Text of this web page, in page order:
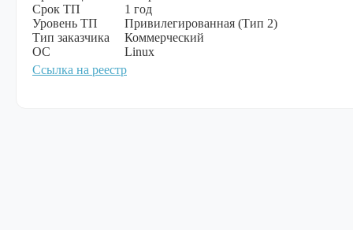
Срок ТП
1 год
Уровень ТП
Привилегированная (Тип 2)
Тип заказчика
Коммерческий
ОС
Linux
Ссылка на реестр